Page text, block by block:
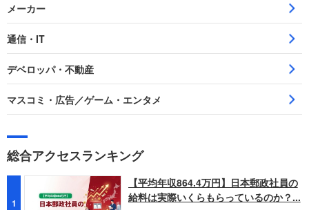
メーカー
通信・IT
デベロッパ・不動産
マスコミ・広告／ゲーム・エンタメ
総合アクセスランキング
1
【平均年収864.4万円】日本郵政社員の
給料は実際いくらもらっているのか？...